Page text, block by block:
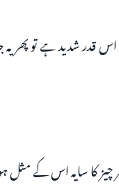
قدر شدید ہے تو پھر
سایہ اس کے مثل ہو